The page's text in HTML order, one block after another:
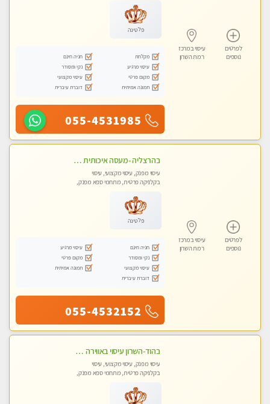
לפרטים
נוספים
עיסוי במרכז
רמת השרון
פלטינה
מקלחת
חניה חינם
עיסוי מרגיע
נקי ומסודר
מקום פרטי
עיסוי מקצועי
תמונה אמיתית
דוברת עיברית
055-4531985
לפרטים
נוספים
עיסוי במרכז
רמת השרון
בהרצליה -מעסה איכותית מקצועית ומפנקת. פרטי לחלוטין !טל-053-6214433
עיסוי מפנק, עיסוי מקצועי, עיסוי
בקלניקה פרטית, מתחמי ספא מפנק,
פלטינה
חניה חינם
עיסוי מרגיע
נקי ומסודר
מקום פרטי
עיסוי מקצועי
תמונה אמיתית
דוברת עיברית
055-4532152
בהוד-השרון עיסוי באווירה ביתית רגועה
עיסוי מפנק, עיסוי מקצועי, עיסוי
בקלניקה פרטית, מתחמי ספא מפנק,